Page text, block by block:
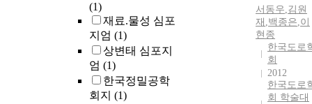
(1)
재료.물성 심포
지엄 (1)
상변태 심포지
엄 (1)
한국정밀공학
회지 (1)
서동우,김원
재 ,백종은,이
현종
한국도로
회
2012
한국도로
회 학술대